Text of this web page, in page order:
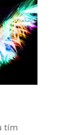
tím